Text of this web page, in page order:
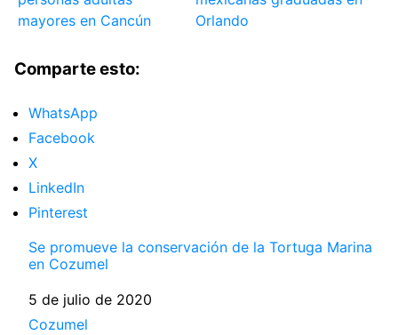
mayores en Cancún
Orlando
Comparte esto:
WhatsApp
Facebook
X
LinkedIn
Pinterest
Se promueve la conservación de la Tortuga Marina
en Cozumel
Fecha
5 de julio de 2020
Respecto a
Cozumel